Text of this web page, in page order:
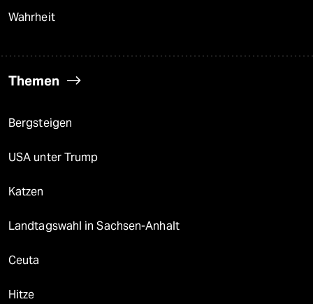
Wahrheit
Themen
Bergsteigen
USA unter Trump
Katzen
Landtagswahl in Sachsen-Anhalt
Ceuta
Hitze